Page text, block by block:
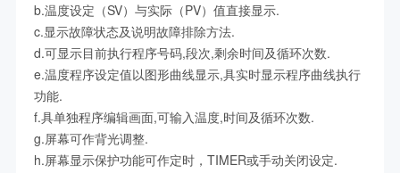
b.温度设定（SV）与实际（PV）值直接显示.
c.显示故障状态及说明故障排除方法.
d.可显示目前执行程序号码,段次,剩余时间及循环次数.
e.温度程序设定值以图形曲线显示,具实时显示程序曲线执行
功能.
f.具单独程序编辑画面,可输入温度,时间及循环次数.
g.屏幕可作背光调整.
h.屏幕显示保护功能可作定时，TIMER或手动关闭设定.